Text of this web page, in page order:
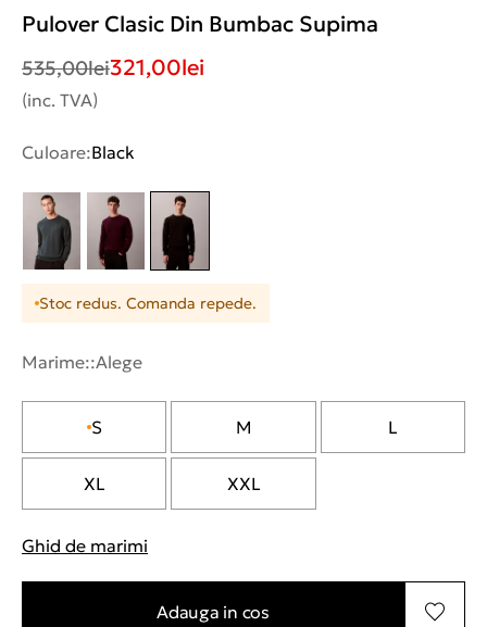
Pulover Clasic Din Bumbac Supima
535,00lei321,00lei
(inc. TVA)
Culoare:Black
Stoc redus. Comanda repede.
Marime::Alege
S M L
XL XXL
Ghid de marimi
Adauga in cos